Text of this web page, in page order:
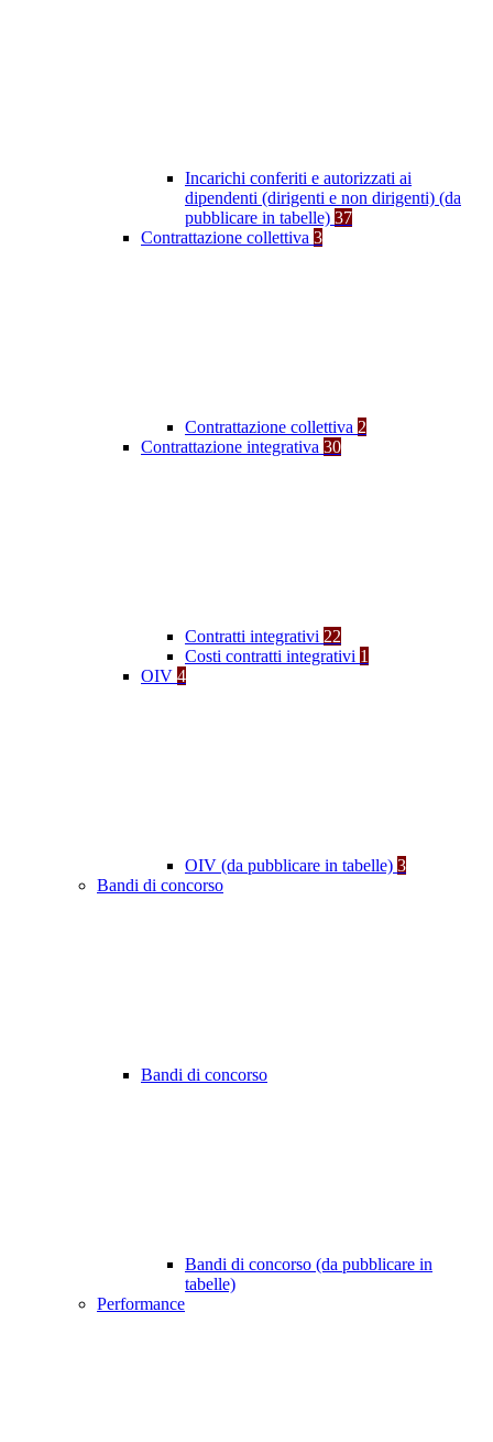
Incarichi conferiti e autorizzati ai
dipendenti (dirigenti e non dirigenti) (da
pubblicare in tabelle) 37
Contrattazione collettiva 3
Contrattazione collettiva 2
Contrattazione integrativa 30
Contratti integrativi 22
Costi contratti integrativi 1
OIV 4
OIV (da pubblicare in tabelle) 3
Bandi di concorso
Bandi di concorso
Bandi di concorso (da pubblicare in
tabelle)
Performance